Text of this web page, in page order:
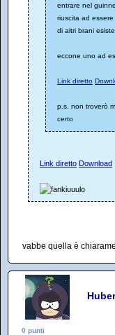
entrare nel
riuscita ad
di altri brani
eccone uno ad
Link diretto
p.s. non troverò
certo
Link diretto Download
vabbe quella è
Huber
0 punti